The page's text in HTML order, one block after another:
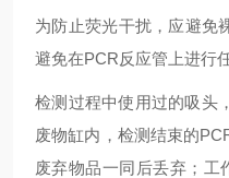
为防止荧光干扰，应避免
避免在PCR反应管上进行
检测过程中使用过的吸头
废物缸内，检测结束的
废弃物品一同后丢弃；工